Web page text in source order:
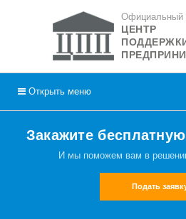
Официальный
ЦЕНТР
Открыть меню
Закажите
И мы поможем вам в
Подать